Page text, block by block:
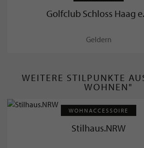
Golfclub Schloss Haag
Geldern
WEITERE STILPUNKTE
WOHNEN"
WOHNACCESSOIRE
Stilhaus.NRW